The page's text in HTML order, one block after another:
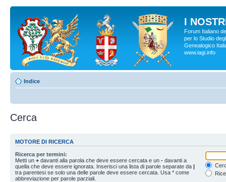
I
Forum Italiano
per lo Studio
Genealogico
www.iagi.info
Indice
Cerca
MOTORE DI RICERCA
Ricerca per termini:
Metti un + davanti alla parola che deve essere cercata e un - davanti a
quella che deve essere ignorata. Inserisci una lista di parole separate da |
tra parentesi se solo una delle parole deve essere cercata. Usa * come
abbreviazione per parole parziali.